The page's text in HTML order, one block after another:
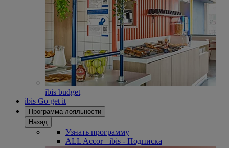
ibis budget
ibis Go get it
Программа лояльности
Назад
Узнать программу
ALL Accor+ ibis - Подписка